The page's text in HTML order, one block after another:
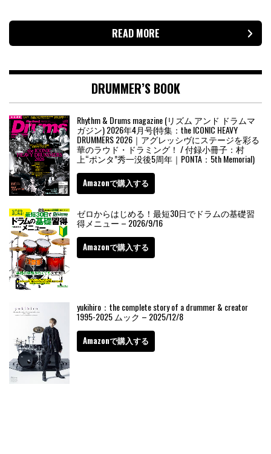
READ MORE
DRUMMER’S BOOK
Rhythm & Drums magazine (リズム アンド ドラムマ
ガジン) 2026年4月号(特集：the ICONIC HEAVY
DRUMMERS 2026｜アグレッシヴにステージを彩る
華のラウド・ドラミング！ / 付録小冊子：村
上“ポンタ”秀一没後5周年｜PONTA：5th Memorial)
Amazonで購入する
ゼロからはじめる！最短30日でドラムの基礎習
得メニュー – 2026/9/16
Amazonで購入する
yukihiro：the complete story of a drummer & creator
1995-2025 ムック – 2025/12/8
Amazonで購入する